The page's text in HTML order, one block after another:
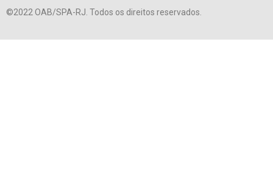
©2022 OAB/SPA-RJ. Todos os direitos reservados.